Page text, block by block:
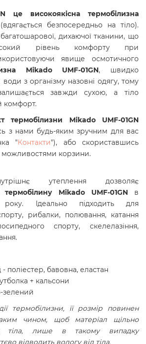
це високоякісна термобілизна
безпосередньо на тіло).
дихаючої тканини, що
рівень комфорту при
явище осмотичного
Mikado UMF-01GN, швидко
з організму назовні одягу, тому
завжди сухою, а тіло
комфорт.
термобілизни Mikado UMF-01GN
з нами будь-яким зручним для вас
"Контакти"), або скориставшись
корзини.
утеплення дозволяє
термобілину Mikado UMF-01GN в
Ідеально підходить для
рибалки, полювання, катання
спорту, скелелазіння,
- поліестер, бавовна, еластан
+ кальсони
зелений
термобілизни, її розмір повинен
чином, щоб матеріал щільно
тіла, лише в такому випадку